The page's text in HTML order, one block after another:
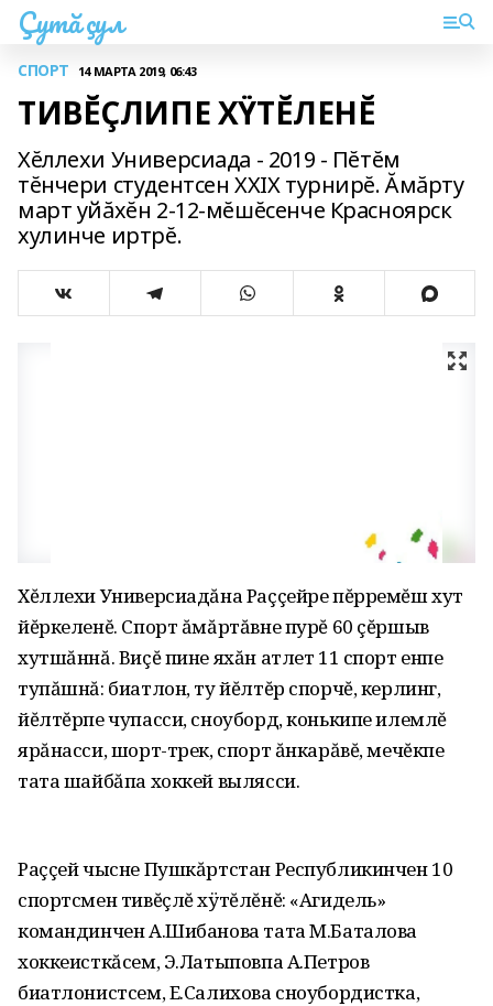
Çутă çул
СПОРТ 14 МАРТА 2019, 06:43
ТИВĔÇЛИПЕ ХŸТĔЛЕНĔ
Хĕллехи Универсиада - 2019 - Пĕтĕм
тĕнчери студентсен ХХIХ турнирĕ. Ăмăрту
март уйăхĕн 2-12-мĕшĕсенче Красноярск
хулинче иртрĕ.
Хĕллехи Универсиадăна Раççейре пĕрремĕш хут
йĕркеленĕ. Спорт ăмăртăвне пурĕ 60 çĕршыв
хутшăннă. Виçĕ пине яхăн атлет 11 спорт енӗпе
тупăшнă: биатлон‚ ту йĕлтĕр спорчĕ‚ керлинг‚
йĕлтĕрпе чупасси‚ сноуборд‚ конькипе илемлĕ
ярăнасси‚ шорт-трек‚ спорт ăнкарăвĕ‚ мечĕкпе
тата шайбăпа хоккей вылясси.
Раççей чысне Пушкăртстан Республикинчен 10
спортсмен тивĕçлĕ хÿтĕлĕнĕ: «Агидель»
командинчен А.Шибанова тата М.Баталова
хоккеисткăсем‚ Э.Латыповпа А.Петров
биатлонистсем‚ Е.Салихова сноубордистка‚